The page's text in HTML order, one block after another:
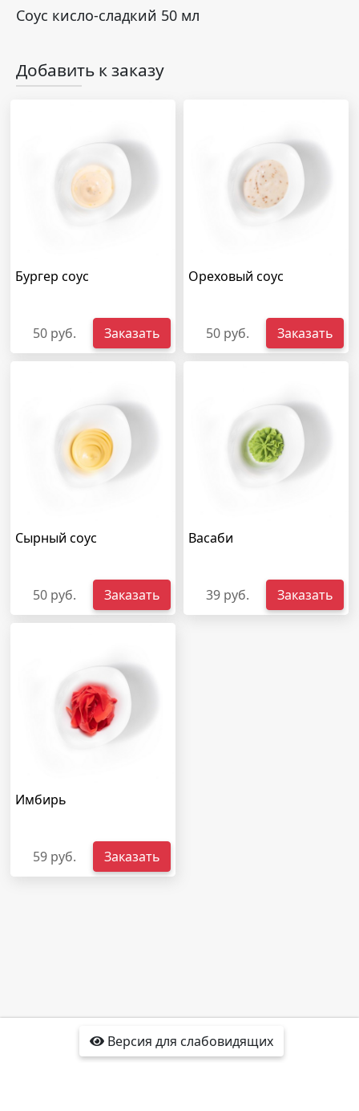
Соус кисло-сладкий 50 мл
Добавить к заказу
Бургер соус
50 руб. Заказать
Ореховый соус
50 руб. Заказать
Сырный соус
50 руб. Заказать
Васаби
39 руб. Заказать
Имбирь
59 руб. Заказать
Версия для слабовидящих